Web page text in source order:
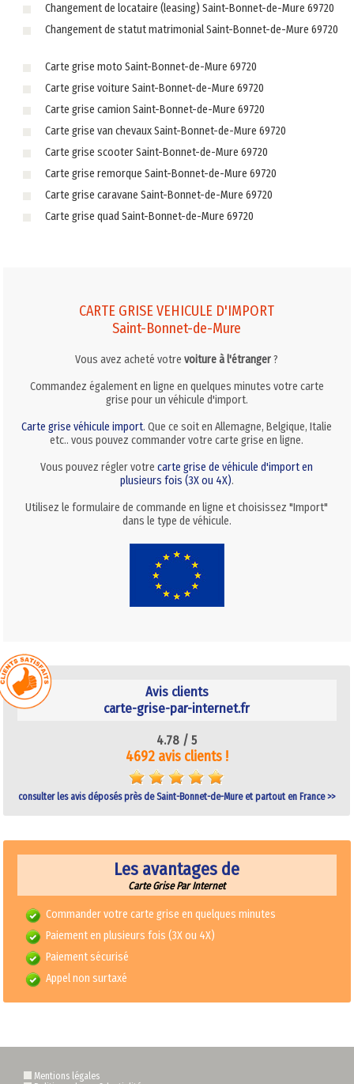
Changement de locataire (leasing) Saint-Bonnet-de-Mure 69720
Changement de statut matrimonial Saint-Bonnet-de-Mure 69720
Carte grise moto Saint-Bonnet-de-Mure 69720
Carte grise voiture Saint-Bonnet-de-Mure 69720
Carte grise camion Saint-Bonnet-de-Mure 69720
Carte grise van chevaux Saint-Bonnet-de-Mure 69720
Carte grise scooter Saint-Bonnet-de-Mure 69720
Carte grise remorque Saint-Bonnet-de-Mure 69720
Carte grise caravane Saint-Bonnet-de-Mure 69720
Carte grise quad Saint-Bonnet-de-Mure 69720
CARTE GRISE VEHICULE D'IMPORT
Saint-Bonnet-de-Mure
Vous avez acheté votrevoiture à l'étranger?
Commandez également en ligne en quelques minutes votre carte
grise pour un véhicule d'import.
Carte grise véhicule import. Que ce soit en Allemagne, Belgique, Italie
etc.. vous pouvez commander votre carte grise en ligne.
Vous pouvez régler votrecarte grise de véhicule d'import en
plusieurs fois (3X ou 4X).
Utilisez le formulaire de commande en ligne et choisissez "Import"
dans le type de véhicule.
Avis clients
carte-grise-par-internet.fr
4.78 /5
4692 avis clients !
consulter les avis déposés près de Saint-Bonnet-de-Mure et partout en France >>
Les avantages de
Carte Grise Par Internet
Commander votre carte grise en quelques minutes
Paiement en plusieurs fois (3X ou 4X)
Paiement sécurisé
Appel non surtaxé
Mentions légales